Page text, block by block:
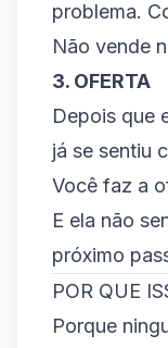
problema.
Não vende
3. OFERTA
Depois que
já se sentiu
Você faz a
E ela não
próximo
POR QUE
Porque